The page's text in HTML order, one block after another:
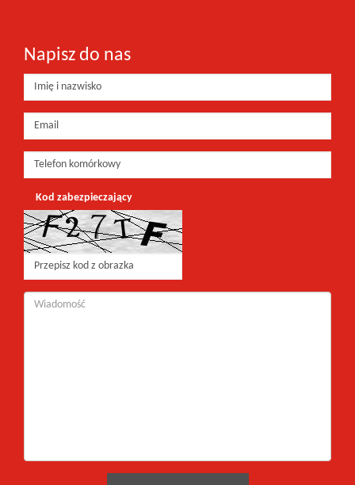
Napisz do nas
Kod zabezpieczający